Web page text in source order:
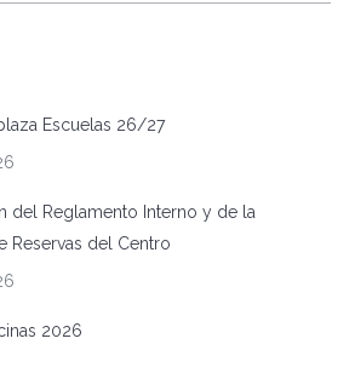
Escuelas 26/27
del Reglamento Interno y de la
Reservas del Centro
2026